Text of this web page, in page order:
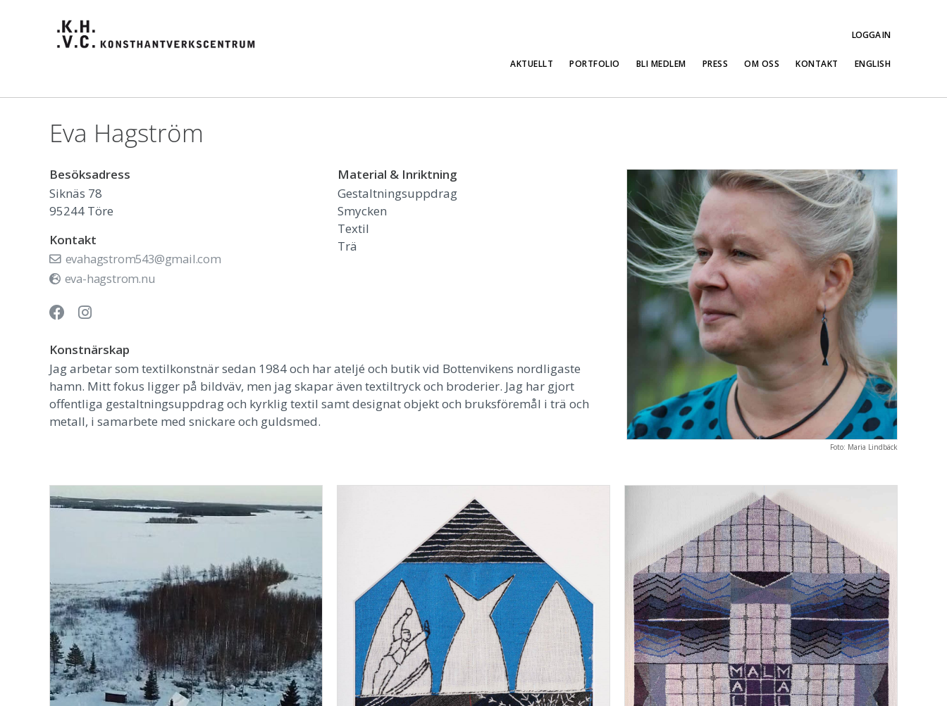
LOGGA IN
AKTUELLT PORTFOLIO BLI MEDLEM PRESS OM OSS KONTAKT ENGLISH
Eva Hagström
Besöksadress
Siknäs 78
95244 Töre
Kontakt
evahagstrom543@gmail.com
eva-hagstrom.nu
Material & Inriktning
Gestaltningsuppdrag
Smycken
Textil
Trä
Konstnärskap
Jag arbetar som textilkonstnär sedan 1984 och har ateljé och butik vid Bottenvikens nordligaste
hamn. Mitt fokus ligger på bildväv, men jag skapar även textiltryck och broderier. Jag har gjort
offentliga gestaltningsuppdrag och kyrklig textil samt designat objekt och bruksföremål i trä och
metall, i samarbete med snickare och guldsmed.
Foto: Maria Lindbäck